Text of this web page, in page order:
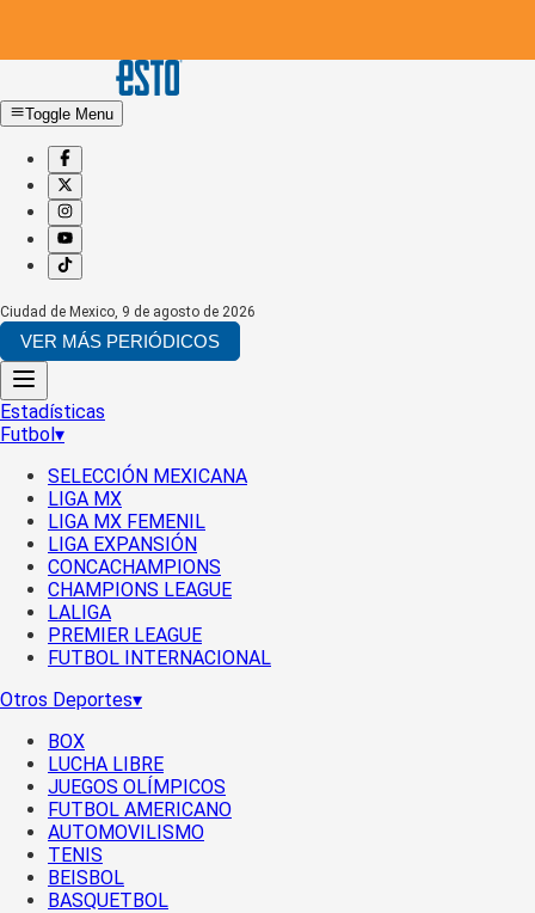
Toggle Menu
Ciudad de Mexico, 9 de agosto de 2026
VER MÁS PERIÓDICOS
Estadísticas
Futbol▾
SELECCIÓN MEXICANA
LIGA MX
LIGA MX FEMENIL
LIGA EXPANSIÓN
CONCACHAMPIONS
CHAMPIONS LEAGUE
LALIGA
PREMIER LEAGUE
FUTBOL INTERNACIONAL
Otros Deportes▾
BOX
LUCHA LIBRE
JUEGOS OLÍMPICOS
FUTBOL AMERICANO
AUTOMOVILISMO
TENIS
BEISBOL
BASQUETBOL